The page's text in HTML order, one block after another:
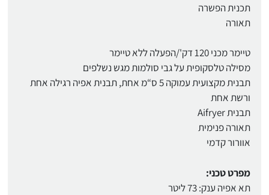
תכנית הפשרה
תאורה
טיימר מכני 120 דק'/הפעלה ללא טיימר
מסילה טלסקופית על גבי סולמות מגש נשלפים
תבנית מקצועית עמוקה 5 ס“מ אחת, תבנית אפיה רגילה אחת
ורשת אחת
תבנית Aifryer
תאורה פנימית
אוורור קדמי
מפרט טכני:
תא אפיה ענק: 73 ליטר